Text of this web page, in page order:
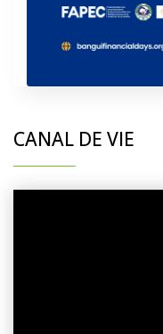
CANAL DE VIE